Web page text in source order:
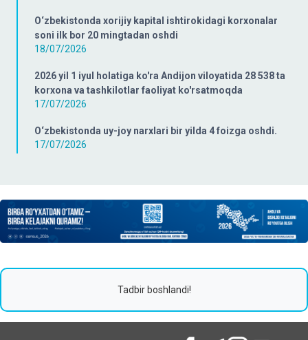
O‘zbekistonda xorijiy kapital ishtirokidagi korxonalar
soni ilk bor 20 mingtadan oshdi
18/07/2026
2026 yil 1 iyul holatiga ko'ra Andijon viloyatida 28 538 ta
korxona va tashkilotlar faoliyat ko'rsatmoqda
17/07/2026
O‘zbekistonda uy-joy narxlari bir yilda 4 foizga oshdi.
17/07/2026
Tadbir boshlandi!